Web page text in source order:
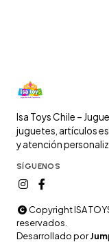
Isa Toys Chile –
juguetes, artículos
y atención
SÍGUENOS
Copyright ISA
reservados.
Desarrollado por